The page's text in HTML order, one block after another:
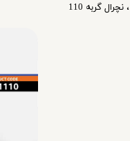
،نچرال گربه 110